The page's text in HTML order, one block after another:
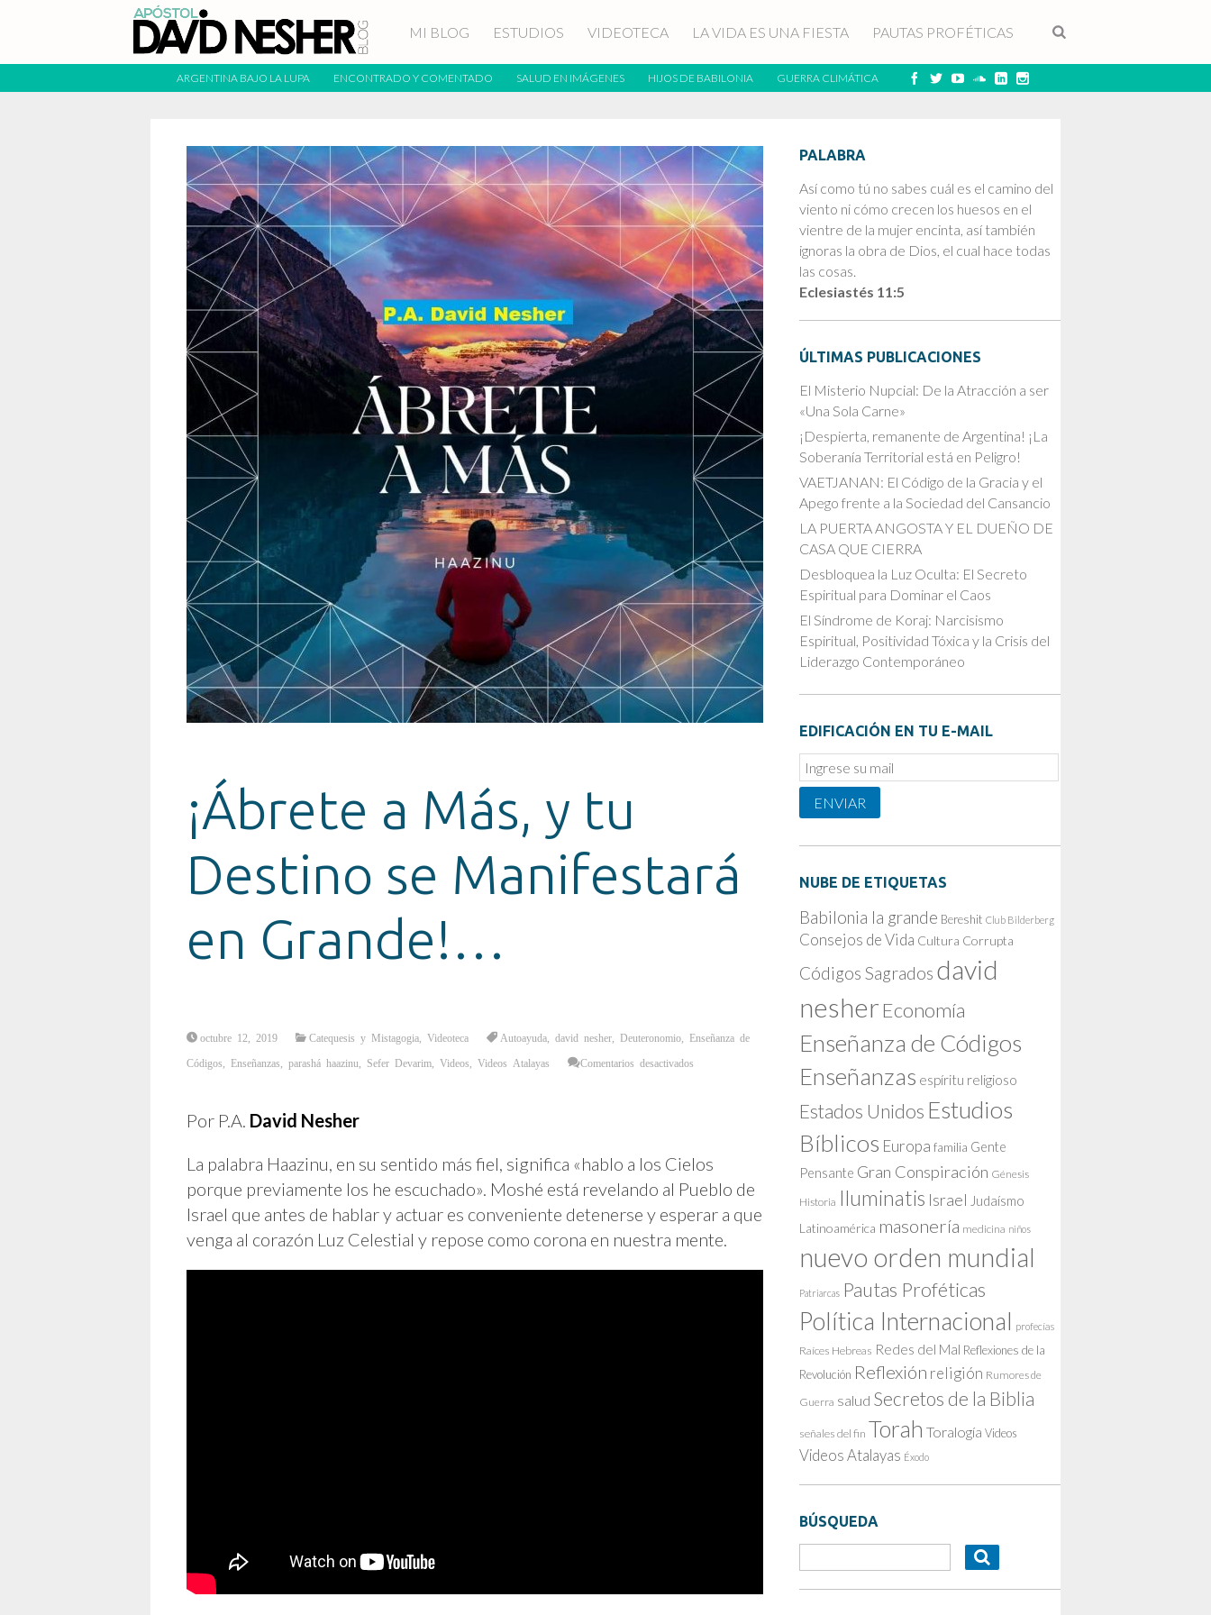
MI BLOG ESTUDIOS VIDEOTECA LA VIDA ES UNA FIESTA PAUTAS PROFÉTICAS
ARGENTINA BAJO LA LUPA ENCONTRADO Y COMENTADO SALUD EN IMÁGENES HIJOS DE BABILONIA GUERRA CLIMÁTICA
¡Ábrete a Más, y tu
Destino se Manifestará
en Grande!…
octubre 12, 2019 Catequesis y Mistagogia Videoteca Autoayuda david nesher Deuteronomio Enseñanza de
Códigos Enseñanzas parashá haazinu Sefer Devarim Videos Videos Atalayas Comentarios desactivados
Grande!…
Por P.A. David Nesher
La palabra Haazinu, en su sentido más fiel, significa «hablo a los Cielos
porque previamente los he escuchado». Moshé está revelando al Pueblo de
Israel que antes de hablar y actuar es conveniente detenerse y esperar a que
venga al corazón Luz Celestial y repose como corona en nuestra mente.
PALABRA
Así como tú no sabes cuál es el camino del
viento ni cómo crecen los huesos en el
vientre de la mujer encinta, así también
ignoras la obra de Dios, el cual hace todas
las cosas.
Eclesiastés 11:5
ÚLTIMAS PUBLICACIONES
El Misterio Nupcial: De la Atracción a ser
«Una Sola Carne»
¡Despierta, remanente de Argentina! ¡La
Soberanía Territorial está en Peligro!
VAETJANAN: El Código de la Gracia y el
Apego frente a la Sociedad del Cansancio
LA PUERTA ANGOSTA Y EL DUEÑO DE
CASA QUE CIERRA
Desbloquea la Luz Oculta: El Secreto
Espiritual para Dominar el Caos
El Síndrome de Koraj: Narcisismo
Espiritual, Positividad Tóxica y la Crisis del
Liderazgo Contemporáneo
EDIFICACIÓN EN TU E-MAIL
Email
Subscription
ENVIAR
NUBE DE ETIQUETAS
Babilonia la grande Bereshit Club Bilderberg
Consejos de Vida Cultura Corrupta
Códigos Sagrados david
nesher Economía
Enseñanza de Códigos
Enseñanzas espíritu religioso
Estados Unidos Estudios
Bíblicos Europa familia Gente
Pensante Gran Conspiración Génesis
Historia Iluminatis Israel Judaísmo
Latinoamérica masonería medicina niños
nuevo orden mundial
Patriarcas Pautas Proféticas
Política Internacional profecías
Raíces Hebreas Redes del Mal Reflexiones de la
Revolución Reflexión religión Rumores de
Guerra salud Secretos de la Biblia
señales del fin Torah Toralogía Videos
Videos Atalayas Éxodo
BÚSQUEDA